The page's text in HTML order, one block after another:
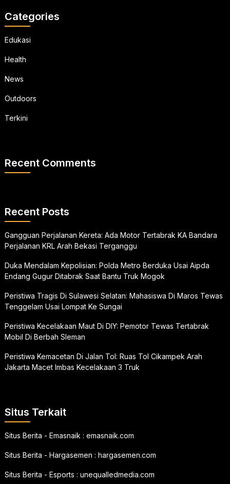
Categories
Edukasi
Health
News
Outdoors
Terkini
Recent Comments
Recent Posts
Gangguan Perjalanan Kereta: Ada Motor Tertabrak KA Bandara
Perjalanan KRL Arah Bekasi Terganggu
Duka Mendalam Kepolisian: Polda Metro Berduka Usai Aipda
Endang Gugur Ditabrak Saat Bantu Truk Mogok
Peristiwa Tragis Di Sulawesi Selatan: Mahasiswa Di Maros Tewas
Tenggelam Usai Lompat Ke Sungai
Peristiwa Kecelakaan Maut Di DIY: Pemotor Tewas Tertabrak
Mobil Di Berbah Sleman
Peristiwa Kemacetan Di Jalan Tol: Ruas Tol Cikampek Arah
Jakarta Macet Imbas Kecelakaan 3 Truk
Situs Terkait
Situs Berita - Emasnaik : emasnaik.com
Situs Berita - Hargasemen : hargasemen.com
Situs Berita - Esports : unequalledmedia.com